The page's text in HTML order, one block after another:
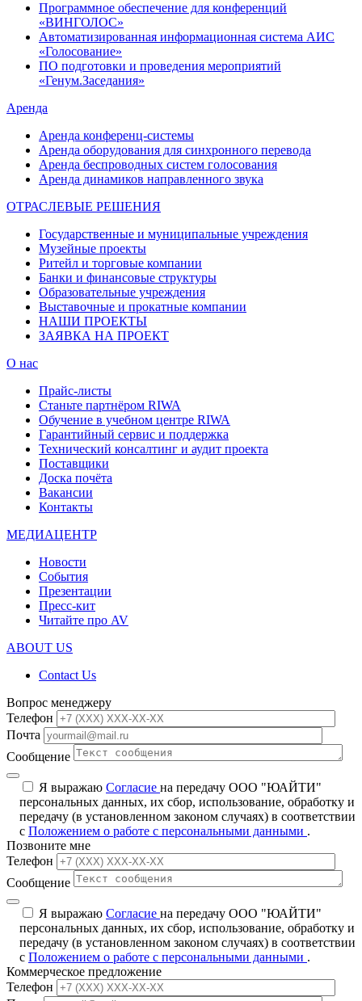
Программное обеспечение для конференций
«ВИНГОЛОС»
Автоматизированная информационная система АИС
«Голосование»
ПО подготовки и проведения мероприятий
«Генум.Заседания»
Аренда
Аренда конференц-системы
Аренда оборудования для синхронного перевода
Аренда беспроводных систем голосования
Аренда динамиков направленного звука
ОТРАСЛЕВЫЕ РЕШЕНИЯ
Государственные и муниципальные учреждения
Музейные проекты
Ритейл и торговые компании
Банки и финансовые структуры
Образовательные учреждения
Выставочные и прокатные компании
НАШИ ПРОЕКТЫ
ЗАЯВКА НА ПРОЕКТ
О нас
Прайс-листы
Станьте партнёром RIWA
Обучение в учебном центре RIWA
Гарантийный сервис и поддержка
Технический консалтинг и аудит проекта
Поставщики
Доска почёта
Вакансии
Контакты
МЕДИАЦЕНТР
Новости
События
Презентации
Пресс-кит
Читайте про AV
ABOUT US
Contact Us
Вопрос менеджеру
Телефон
Почта
Сообщение
Я выражаю Согласие на передачу ООО "ЮАЙТИ"
персональных данных, их сбор, использование, обработку и
передачу (в установленном законом случаях) в соответствии
с Положением о работе с персональными данными .
Позвоните мне
Телефон
Сообщение
Я выражаю Согласие на передачу ООО "ЮАЙТИ"
персональных данных, их сбор, использование, обработку и
передачу (в установленном законом случаях) в соответствии
с Положением о работе с персональными данными .
Коммерческое предложение
Телефон